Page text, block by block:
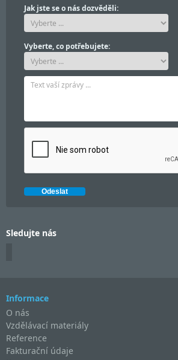
Jak jste se o nás dozvěděli:
Vyberte, co potřebujete:
Sledujte nás
Informace
O nás
Vzdělávací materiály
Reference
Fakturační údaje